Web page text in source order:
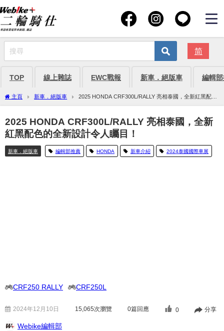
简
TOP 線上雜誌 EWC戰報 新車．絕版車 編輯
主頁 新車．絕版車
2025 HONDA CRF300L/RALLY 亮相泰國，全新紅黑配色
的全新設計令人矚目！
2025 HONDA CRF300L/RALLY 亮相泰國，全新
紅黑配色的全新設計令人矚目！
新車．絕版車 編輯部推薦 HONDA 新車介紹 2024泰國國際車展
CRF250 RALLY CRF250L
2024年12月10日 15,065次瀏覽 0篇回應 0 分享
Webike編輯部